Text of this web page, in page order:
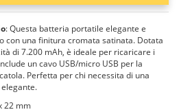
: Questa batteria portatile elegante e
con una finitura cromata satinata. Dotata
di 7.200 mAh, è ideale per ricaricare i
un cavo USB/micro USB per la
Perfetta per chi necessita di una
22 mm